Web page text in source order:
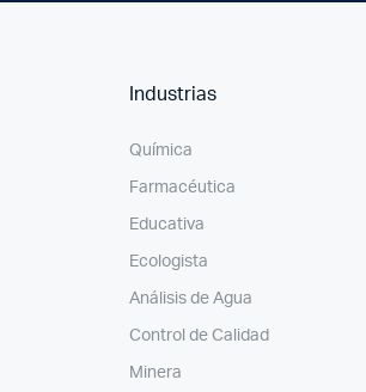
Industrias
Química
Farmacéutica
Educativa
Ecologista
Análisis de Agua
Control de Calidad
Minera